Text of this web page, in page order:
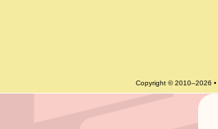
Copyright © 2010–2026 •